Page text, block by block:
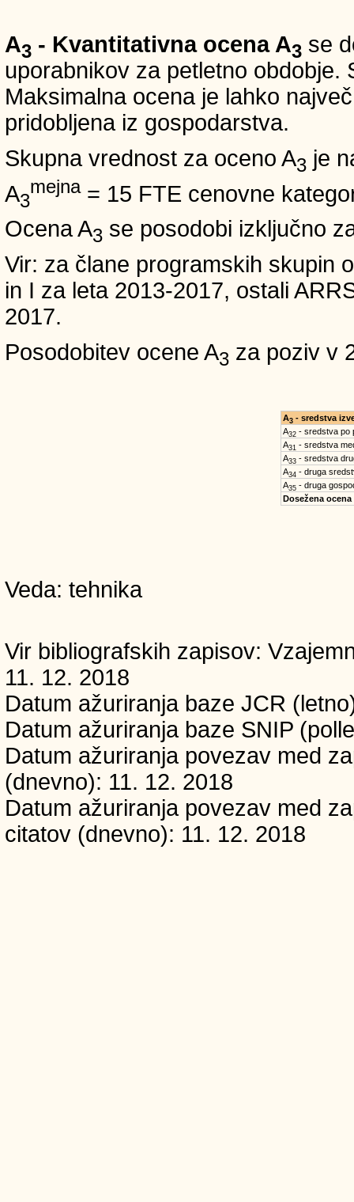
A3 - Kvantitativna ocena A3 se
uporabnikov za petletno obdobje.
Maksimalna ocena je lahko
pridobljena iz gospodarstva.
Skupna vrednost za oceno A3 je
A3
mejna= 15 FTE cenovne
Ocena A3 se posodobi izključno
Vir: za člane programskih skupin
in I za leta 2013-2017, ostali
2017.
Posodobitev ocene A3 za poziv v
A3- sredstva
A32- sredstva po
A31 - sredstva
A33- sredstva
A34 - druga
A35- druga
Dosežena ocena
Veda: tehnika
Vir bibliografskih zapisov:
11. 12. 2018
Datum ažuriranja baze JCR
Datum ažuriranja baze SNIP
Datum ažuriranja povezav med
(dnevno): 11. 12. 2018
Datum ažuriranja povezav med
citatov (dnevno): 11. 12. 2018